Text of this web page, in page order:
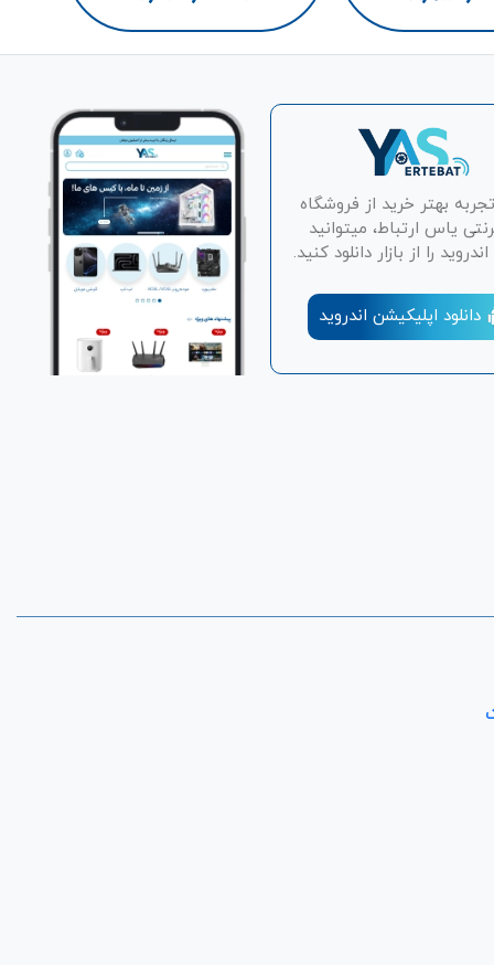
بهتر خرید از فروشگاه
یاس ارتباط، میتوانید
را از بازار دانلود کنید.
دانلود اپلیکیشن اندروید